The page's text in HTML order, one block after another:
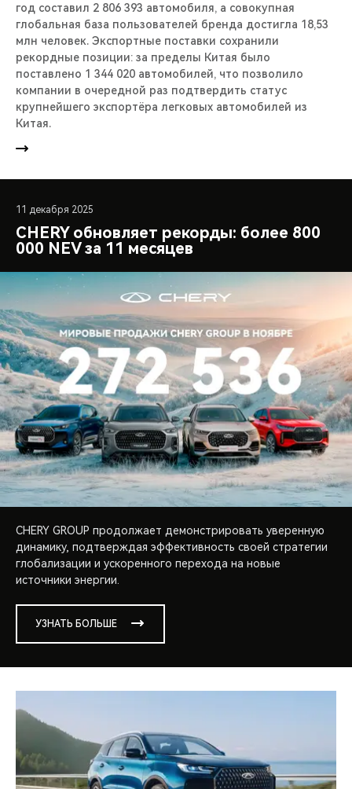
год составил 2 806 393 автомобиля, а совокупная
глобальная база пользователей бренда достигла 18,53
млн человек. Экспортные поставки сохранили
рекордные позиции: за пределы Китая было
поставлено 1 344 020 автомобилей, что позволило
компании в очередной раз подтвердить статус
крупнейшего экспортёра легковых автомобилей из
Китая.
11 декабря 2025
CHERY обновляет рекорды: более 800
000 NEV за 11 месяцев
CHERY GROUP продолжает демонстрировать уверенную
динамику, подтверждая эффективность своей стратегии
глобализации и ускоренного перехода на новые
источники энергии.
УЗНАТЬ БОЛЬШЕ